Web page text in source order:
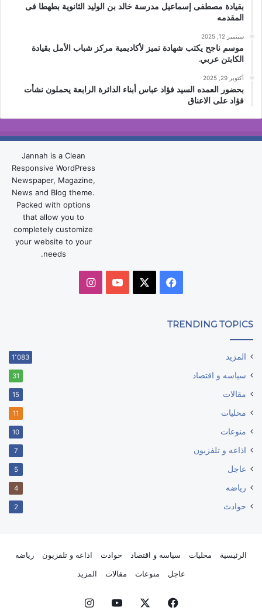
بقيادة مصطفى إسماعيل مدرسة خالد بن الوليد الثانوية بطهطا فى
المقدمه
سبتمبر 12, 2025
موسم ناجح يكتب شهادة تميز لأكاديمية مركز شباب الأمل بقيادة
الكابتن عربي.
أكتوبر 29, 2025
بحضور العمده السيد فؤاد عباس أبناء الدائرة الرابعة يحملون نشأت
فؤاد على الاعناق
Jannah is a Clean
Responsive WordPress
Newspaper, Magazine,
News and Blog theme.
Packed with options
that allow you to
completely customize
your website to your
needs.
فيسبوك ‫YouTubeانستقرام
TRENDING TOPICS
المزيد 1٬083
سياسه و اقتصاد 31
مقالات 15
محليات 11
منوعات 10
اذاعه و تلفزيون 7
عاجل 5
رياضه 4
حوادث 2
الرئيسية محليات سياسه و اقتصاد حوادث اذاعه و تلفزيون
رياضه
عاجل
منوعات مقالات المزيد
فيسبوك ‫YouTubeانستقرام